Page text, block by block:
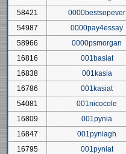
58421
0000bestsopever
54987
0000pay4essay
58966
0000psmorgan
16816
001basiat
16838
001kasia
16786
001kasiat
54081
001nicocole
16809
001pynia
16847
001pyniagh
16795
001pyniat